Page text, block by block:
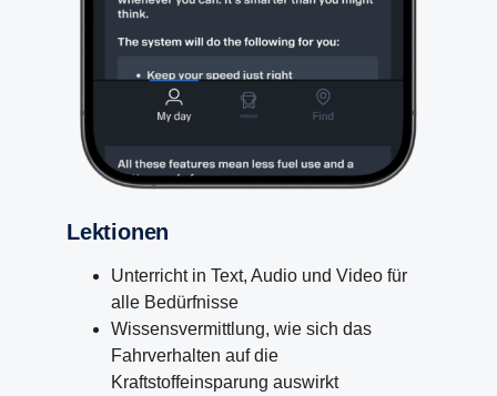
Lektionen
Unterricht in Text, Audio und Video für
alle Bedürfnisse
Wissensvermittlung, wie sich das
Fahrverhalten auf die
Kraftstoffeinsparung auswirkt